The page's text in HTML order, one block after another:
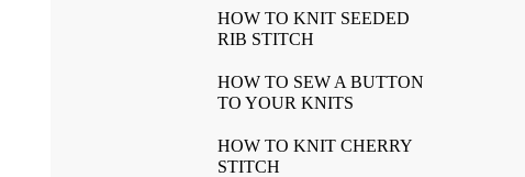
HOW TO KNIT SEEDED
RIB STITCH
HOW TO SEW A BUTTON
TO YOUR KNITS
HOW TO KNIT CHERRY
STITCH